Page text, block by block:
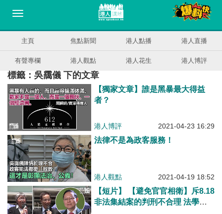
主頁 焦點新聞 港人點播 港人直播
有聲專欄 港人觀點 港人花生 港人博評
標籤：吳靄儀 下的文章
【獨家文章】誰是黑暴最大得益
者？
港人博評 2021-04-23 16:29
法律不是為政客服務！
港人觀點 2021-04-19 18:52
【短片】 【避免官官相衛】斥8.18
非法集結案的判刑不合理 法學教